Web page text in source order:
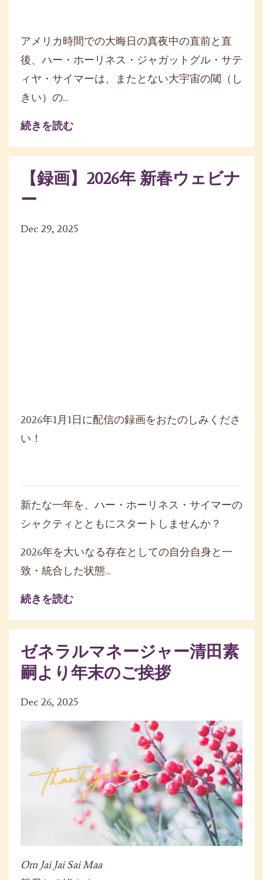
アメリカ時間での大晦日の真夜中の直前と直
後、ハー・ホーリネス・ジャガットグル・サテ
ィヤ・サイマーは、またとない大宇宙の閾（し
きい）の...
続きを読む
【録画】2026年 新春ウェビナ
ー
Dec 29, 2025
2026年1月1日に配信の録画をおたのしみくださ
い！
新たな一年を、ハー・ホーリネス・サイマーの
シャクティとともにスタートしませんか？
2026年を大いなる存在としての自分自身と一
致・統合した状態...
続きを読む
ゼネラルマネージャー清田素
嗣より年末のご挨拶
Dec 26, 2025
Om Jai Jai Sai Maa